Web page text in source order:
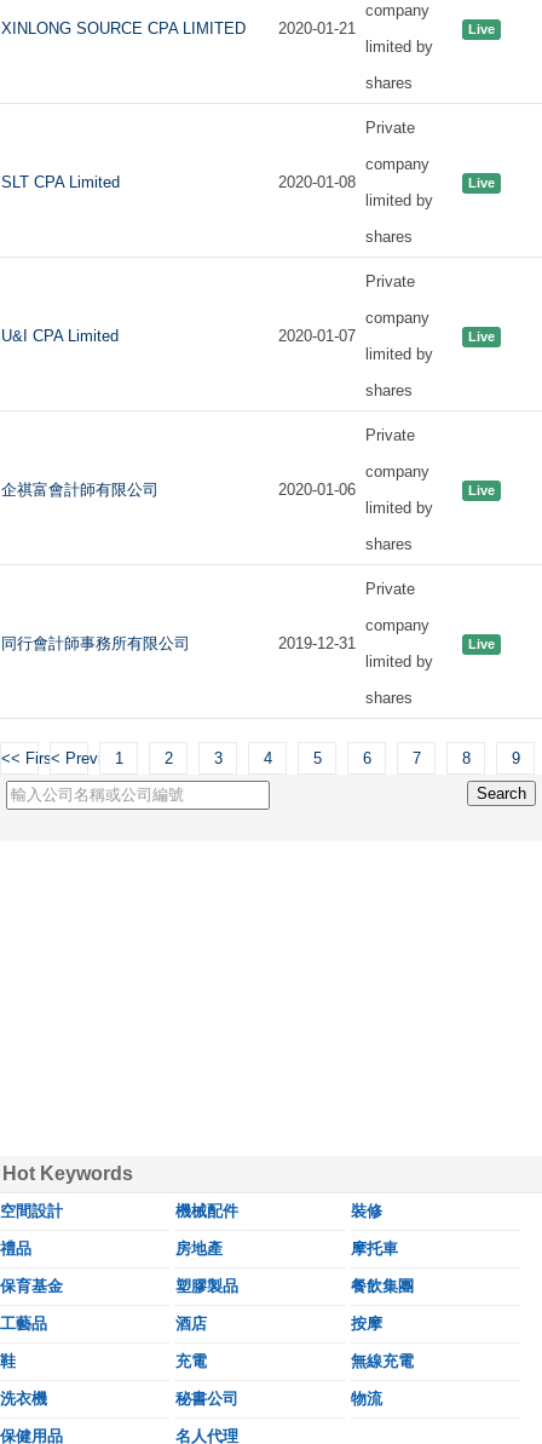
XINLONG SOURCE CPA LIMITED 2020-01-21
company
limited by
shares
Live
SLT CPA Limited 2020-01-08
Private
company
limited by
shares
Live
U&I CPA Limited 2020-01-07
Private
company
limited by
shares
Live
企祺富會計師有限公司 2020-01-06
Private
company
limited by
shares
Live
同行會計師事務所有限公司 2019-12-31
Private
company
limited by
shares
Live
<< First< Previous1 2 3 4 5 6 7 8 9
Hot Keywords
空間設計 機械配件 裝修
禮品 房地產 摩托車
保育基金 塑膠製品 餐飲集團
工藝品 酒店 按摩
鞋 充電 無線充電
洗衣機 秘書公司 物流
保健用品 名人代理